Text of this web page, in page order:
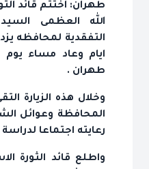
طهران‎ .
رعايته اجتماعا لدراسة‎‎ مشاكل‎ المحافظة.
واطلع قائد الثورة